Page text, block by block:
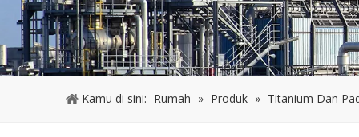
Kamu di sini: Rumah » Produk » Titanium Dan